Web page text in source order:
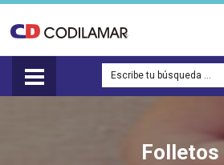
Folletos